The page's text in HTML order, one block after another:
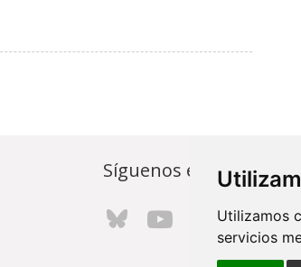
Utilizamos
servicios
Síguenos en...